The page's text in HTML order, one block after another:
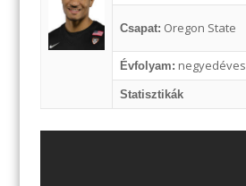
Csapat: Oregon State
Évfolyam: negyedéves
Statisztikák